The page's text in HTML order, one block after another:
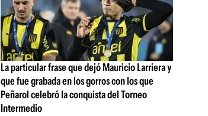
La particular frase que dejó Mauricio Larriera y
que fue grabada en los gorros con los que
Peñarol celebró la conquista del Torneo
Intermedio